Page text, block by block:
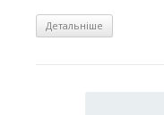
Детальніше